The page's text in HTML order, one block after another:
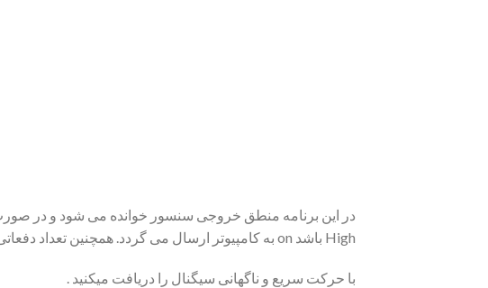
High باشد on به کامپیوتر ارسال می گردد. همچنین تعداد دفعاتی که منطق High شده است شمرده شده و به کامپیوتر ارسال می گردد.
با حرکت سریع و ناگهانی سیگنال را دریافت میکنید .